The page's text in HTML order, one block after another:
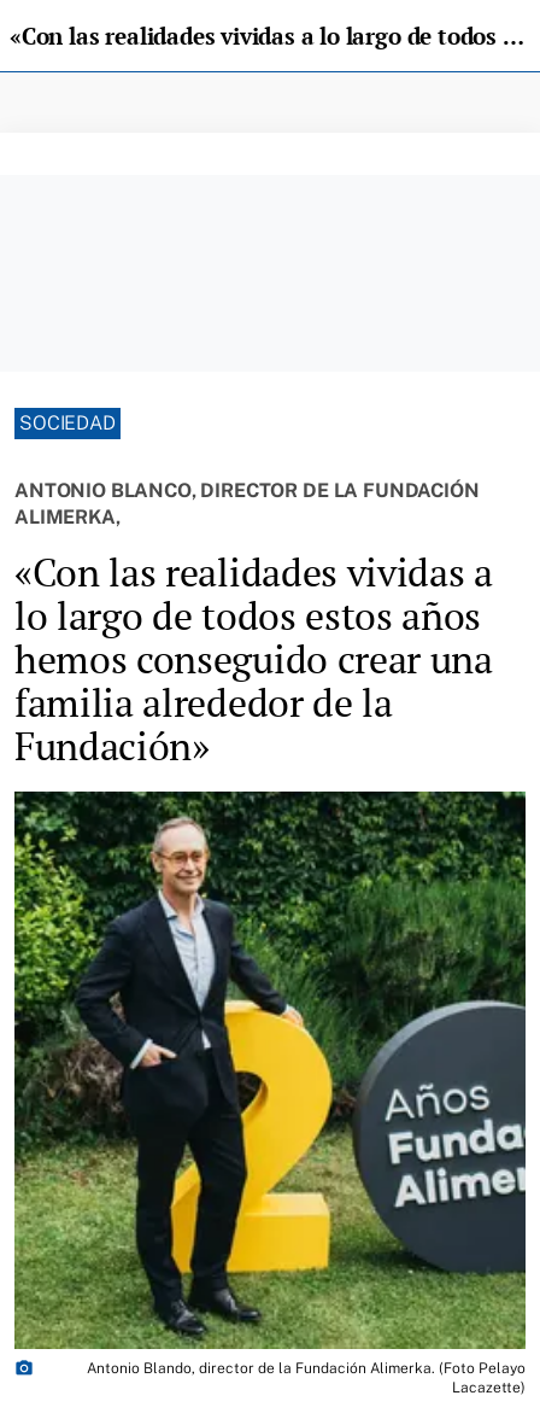
«Con las realidades vividas a lo largo de todos estos años hemos conseguido crear una familia alrededor de la Fundación»
SOCIEDAD
ANTONIO BLANCO, DIRECTOR DE LA FUNDACIÓN
ALIMERKA,
«Con las realidades vividas a
lo largo de todos estos años
hemos conseguido crear una
familia alrededor de la
Fundación»
photo_camera
Antonio Blando, director de la Fundación Alimerka. (Foto Pelayo
Lacazette)